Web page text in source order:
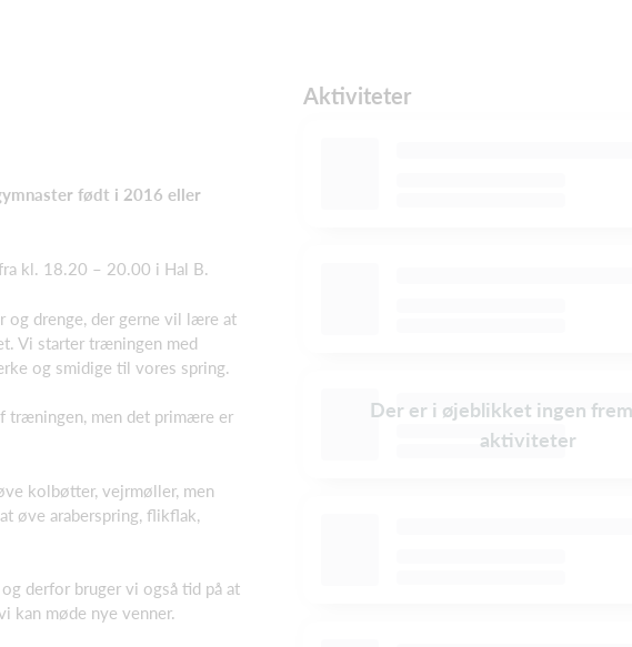
født i 2016 eller
kl. 18.20 – 20.00 i Hal B.
og drenge, der gerne vil lære at
Vi starter træningen med
og smidige til vores spring.
træningen, men det primære er
kolbøtter, vejrmøller, men
øve araberspring, flikflak,
derfor bruger vi også tid på at
kan møde nye venner.
Aktiviteter
Der er i øjeblikket ingen
aktiviteter